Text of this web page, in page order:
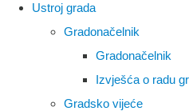
Ustroj grada
Gradonačelnik
Gradonačelnik
Izvješća o radu
Gradsko vijeće